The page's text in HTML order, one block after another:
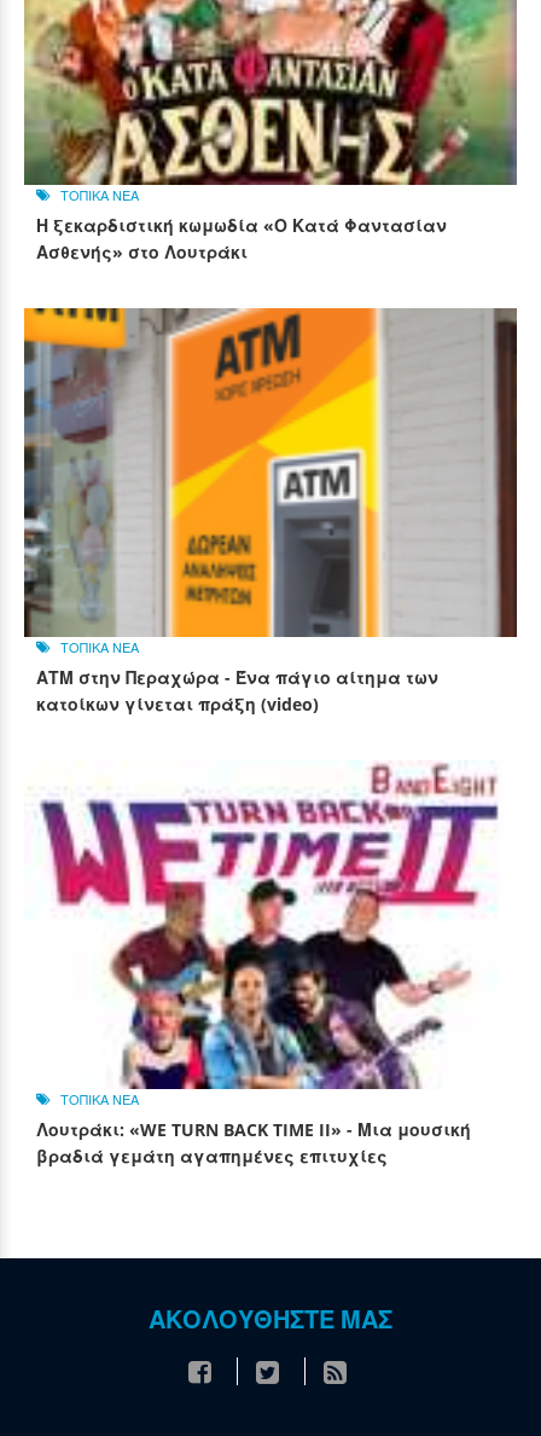
ΤΟΠΙΚΑ ΝΕΑ
Η ξεκαρδιστική κωμωδία «Ο Κατά Φαντασίαν
Ασθενής» στο Λουτράκι
ΤΟΠΙΚΑ ΝΕΑ
ΑΤΜ στην Περαχώρα - Ένα πάγιο αίτημα των
κατοίκων γίνεται πράξη (video)
ΤΟΠΙΚΑ ΝΕΑ
Λουτράκι: «WE TURN BACK TIME II» - Μια μουσική
βραδιά γεμάτη αγαπημένες επιτυχίες
ΑΚΟΛΟΥΘΗΣΤΕ ΜΑΣ